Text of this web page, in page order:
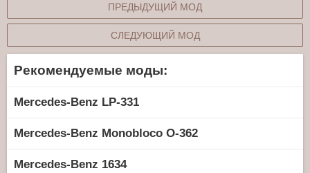
ПРЕДЫДУЩИЙ МОД
СЛЕДУЮЩИЙ МОД
Рекомендуемые моды:
Mercedes-Benz LP-331
Mercedes-Benz Monobloco O-362
Mercedes-Benz 1634